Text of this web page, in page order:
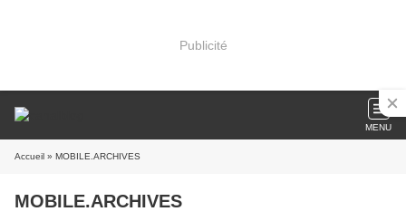
Publicité
MENU
Accueil » MOBILE.ARCHIVES
MOBILE.ARCHIVES